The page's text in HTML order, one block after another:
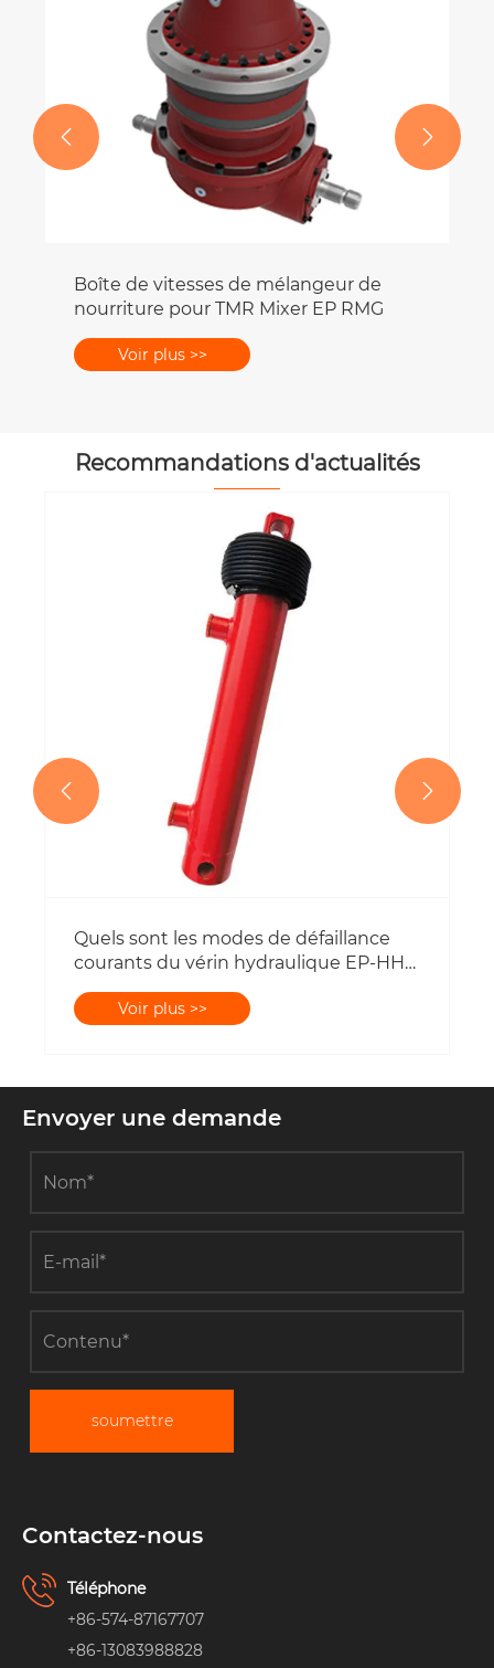
Cylindre hydraulique EP-YS40F
Cylindre de vitesse à variable
infiniment
Voir plus >>
 
Recommandations d'actualités
Pourquoi la demande mondiale de
raccords universels augmente-t-elle
Voir plus >>
 
Envoyer une demande
soumettre
Contactez-nous
Téléphone
+86-574-87167707
+86-13083988828